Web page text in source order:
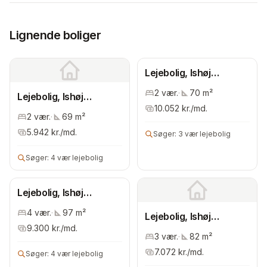
Lignende boliger
Lejebolig, Ishøj
Kommune
2 vær.· 69 m²
5.942 kr./md.
Søger: 4 vær lejebolig
Lejebolig, Ishøj
Kommune
2 vær.· 70 m²
10.052 kr./md.
Søger: 3 vær lejebolig
Lejebolig, Ishøj
Kommune
4 vær.· 97 m²
9.300 kr./md.
Søger: 4 vær lejebolig
Lejebolig, Ishøj
Kommune
3 vær.· 82 m²
7.072 kr./md.